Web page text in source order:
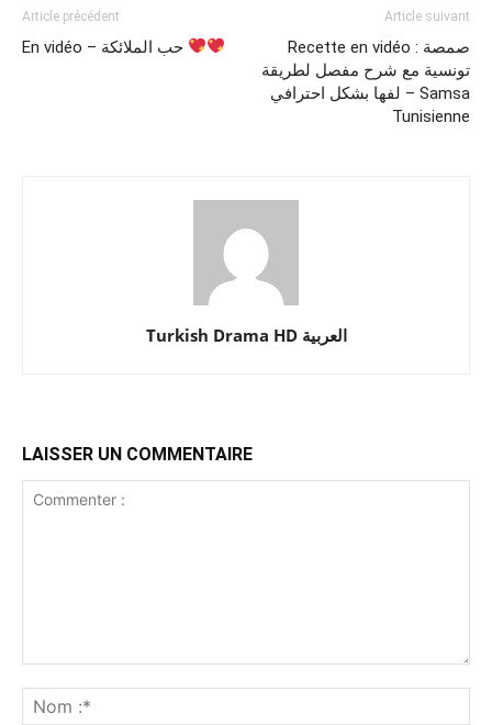
Article précédent Article suivant
Recette en vidéo : صمصة
تونسية مع شرح مفصل لطريقة
لفها بشكل احترافي – Samsa
Tunisienne
Turkish Drama HD العربية
LAISSER UN COMMENTAIRE